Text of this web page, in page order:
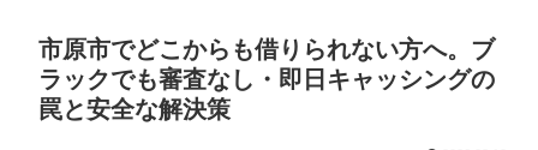
市原市でどこからも借りられない方へ。ブ
ラックでも審査なし・即日キャッシングの
罠と安全な解決策